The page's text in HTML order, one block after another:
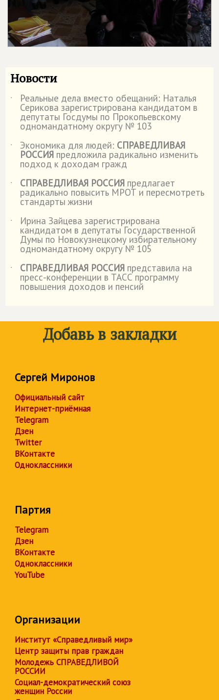
Новости
˙ Реальные дела вместо обещаний: Наталья
Серикова зарегистрирована кандидатом в
депутаты Госдумы по Прокопьевскому
одномандатному округу № 103
˙
Экономика для людей: СПРАВЕДЛИВАЯ
РОССИЯ предложила радикально изменить
подход к доходам гражд
˙
СПРАВЕДЛИВАЯ РОССИЯ предлагает
радикально повысить МРОТ и пересмотреть
стандарты жизни
˙
Ирина Зайцева зарегистрирована
кандидатом в депутаты Государственной
Думы по Новокузнецкому избирательному
одномандатному округу № 105
˙
СПРАВЕДЛИВАЯ РОССИЯ представила на
пресс-конференции в ТАСС программу
повышения доходов и пенсий
Добавь в закладки
Сергей Миронов
Официальный сайт
Интернет-приёмная
Telegram
Дзен
Twitter
ВКонтакте
Одноклассники
Партия
Telegram
Дзен
ВКонтакте
Одноклассники
YouTube
Организации
Институт «Справедливый мир»
Центр защиты прав граждан
Молодежь СПРАВЕДЛИВОЙ
РОССИИ
Социал-демократический союз
женщин России